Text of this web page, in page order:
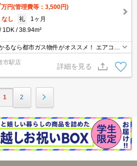
万円(管理費等：3,500円)
なし 礼
1ヶ月
1DK 38.94m²
るなら都市ガス物件がオススメ！ エアコ
洗髪洗面化粧台など生活に便利な設備が付
市駅店
詳細を見る
1 2